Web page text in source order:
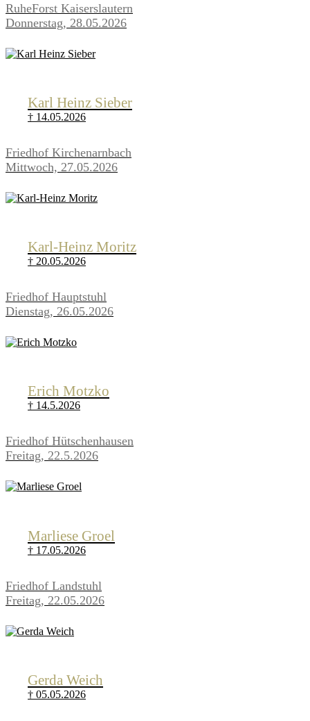
RuheForst Kaiserslautern
Donnerstag, 28.05.2026
Karl Heinz Sieber
† 14.05.2026
Friedhof Kirchenarnbach
Mittwoch, 27.05.2026
Karl-Heinz Moritz
† 20.05.2026
Friedhof Hauptstuhl
Dienstag, 26.05.2026
Erich Motzko
† 14.5.2026
Friedhof Hütschenhausen
Freitag, 22.5.2026
Marliese Groel
† 17.05.2026
Friedhof Landstuhl
Freitag, 22.05.2026
Gerda Weich
† 05.05.2026